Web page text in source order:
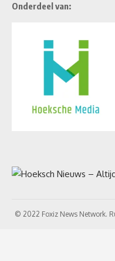
Onderdeel van:
© 2022 Foxiz News Network.